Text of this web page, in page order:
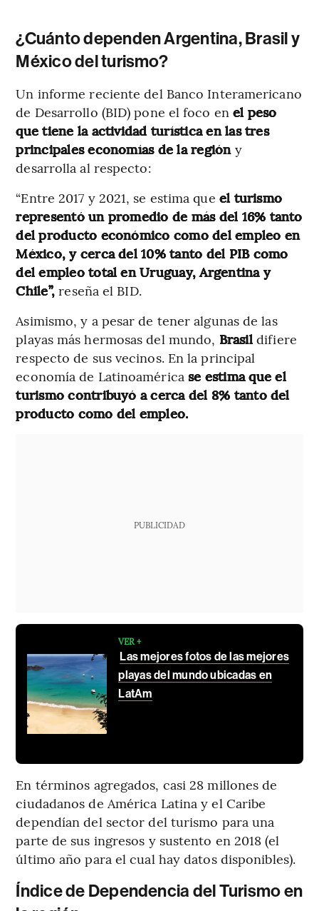
¿Cuánto dependen Argentina, Brasil y
México del turismo?
Un informe reciente del Banco Interamericano
de Desarrollo (BID) pone el foco en el peso
que tiene la actividad turística en las tres
principales economías de la regióny
desarrolla al respecto:
“Entre 2017 y 2021, se estima que el turismo
representó un promedio de más del 16% tanto
del producto económico como del empleo en
México, y cerca del 10% tanto del PIB como
del empleo total en Uruguay, Argentina y
Chile”,reseña el BID.
Asimismo, y a pesar de tener algunas de las
playas más hermosas del mundo, Brasildifiere
respecto de sus vecinos. En la principal
economía de Latinoamérica se estima que el
turismo contribuyó a cerca del 8% tanto del
producto como del empleo.
PUBLICIDAD
VER +
Las mejores fotos de las mejores
playas del mundo ubicadas en
LatAm
En términos agregados, casi 28 millones de
ciudadanos de América Latina y el Caribe
dependían del sector del turismo para una
parte de sus ingresos y sustento en 2018 (el
último año para el cual hay datos disponibles).
Índice de Dependencia del Turismo en